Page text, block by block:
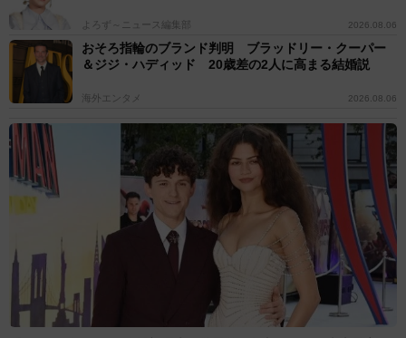
よろず～ニュース編集部 2026.08.06
おそろ指輪のブランド判明 ブラッドリー・クーパー
＆ジジ・ハディッド 20歳差の2人に高まる結婚説
海外エンタメ 2026.08.06